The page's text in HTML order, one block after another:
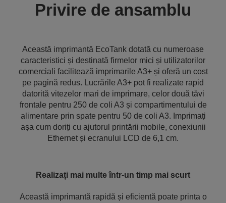
Privire de ansamblu
Această imprimantă EcoTank dotată cu numeroase
caracteristici și destinată firmelor mici și utilizatorilor
comerciali facilitează imprimarile A3+ și oferă un cost
pe pagină redus. Lucrările A3+ pot fi realizate rapid
datorită vitezelor mari de imprimare, celor două tăvi
frontale pentru 250 de coli A3 și compartimentului de
alimentare prin spate pentru 50 de coli A3. Imprimați
așa cum doriți cu ajutorul printării mobile, conexiunii
Ethernet și ecranului LCD de 6,1 cm.
Realizați mai multe într-un timp mai scurt
Această imprimantă rapidă și eficientă poate printa o